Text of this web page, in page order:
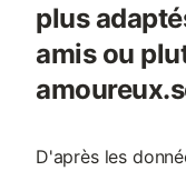
plus
amis ou
D'après les